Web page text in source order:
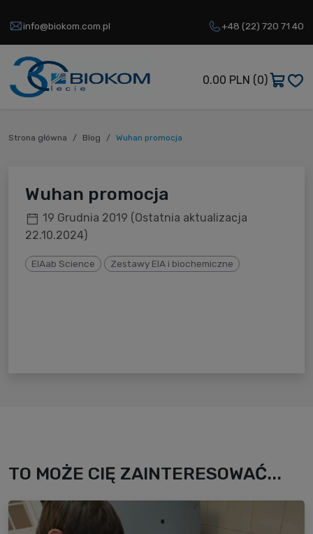
info@biokom.com.pl +48 (22) 720 71 40
0.00 PLN (0)
Strona główna Blog Wuhan promocja
Wuhan promocja
19 Grudnia 2019 (Ostatnia aktualizacja
22.10.2024)
EIAab Science Zestawy EIA i biochemiczne
TO MOŻE CIĘ ZAINTERESOWAĆ...